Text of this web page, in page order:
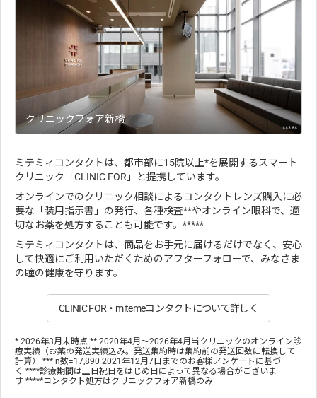
クリニックフォア新橋
*****
ミテミィコンタクトは、都市部に15院以上*を展開するスマート
クリニック「CLINIC FOR」と提携しています。
オンラインでのクリニック相談によるコンタクトレンズ購入に必
要な「装用指示書」の発行、各種検査**やオンライン眼科で、適
切なお薬を処方することも可能です。*****
ミテミィコンタクトは、商品をお手元に届けるだけでなく、安心
して快適にご利用いただくためのアフターフォローで、みなさま
の瞳の健康を守ります。
CLINIC FOR・mitemeコンタクトについて詳しく
* 2026年3月末時点 ** 2020年4月～2026年4月当クリニックのオンライン診
療実績（お薬の発送実績込み。発送集約時は集約前の発送回数に転換して
計算） *** n数=17,890 2021年12月7日までのお客様アンケートに基づ
く ****診療期間は土日祝日をはじめ日によって異なる場合がございま
す *****コンタクト処方はクリニックフォア新橋のみ